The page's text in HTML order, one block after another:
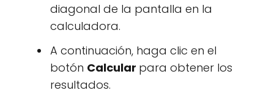
diagonal de la pantalla en la
calculadora.
A continuación, haga clic en el
botón Calcular para obtener los
resultados.